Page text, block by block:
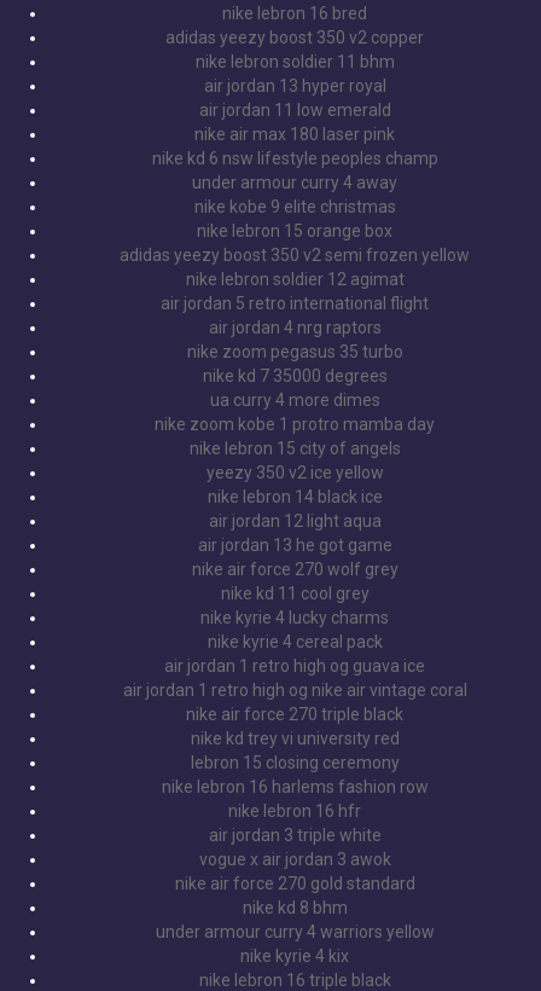
nike lebron 16 bred
adidas yeezy boost 350 v2 copper
nike lebron soldier 11 bhm
air jordan 13 hyper royal
air jordan 11 low emerald
nike air max 180 laser pink
nike kd 6 nsw lifestyle peoples champ
under armour curry 4 away
nike kobe 9 elite christmas
nike lebron 15 orange box
adidas yeezy boost 350 v2 semi frozen yellow
nike lebron soldier 12 agimat
air jordan 5 retro international flight
air jordan 4 nrg raptors
nike zoom pegasus 35 turbo
nike kd 7 35000 degrees
ua curry 4 more dimes
nike zoom kobe 1 protro mamba day
nike lebron 15 city of angels
yeezy 350 v2 ice yellow
nike lebron 14 black ice
air jordan 12 light aqua
air jordan 13 he got game
nike air force 270 wolf grey
nike kd 11 cool grey
nike kyrie 4 lucky charms
nike kyrie 4 cereal pack
air jordan 1 retro high og guava ice
air jordan 1 retro high og nike air vintage coral
nike air force 270 triple black
nike kd trey vi university red
lebron 15 closing ceremony
nike lebron 16 harlems fashion row
nike lebron 16 hfr
air jordan 3 triple white
vogue x air jordan 3 awok
nike air force 270 gold standard
nike kd 8 bhm
under armour curry 4 warriors yellow
nike kyrie 4 kix
nike lebron 16 triple black